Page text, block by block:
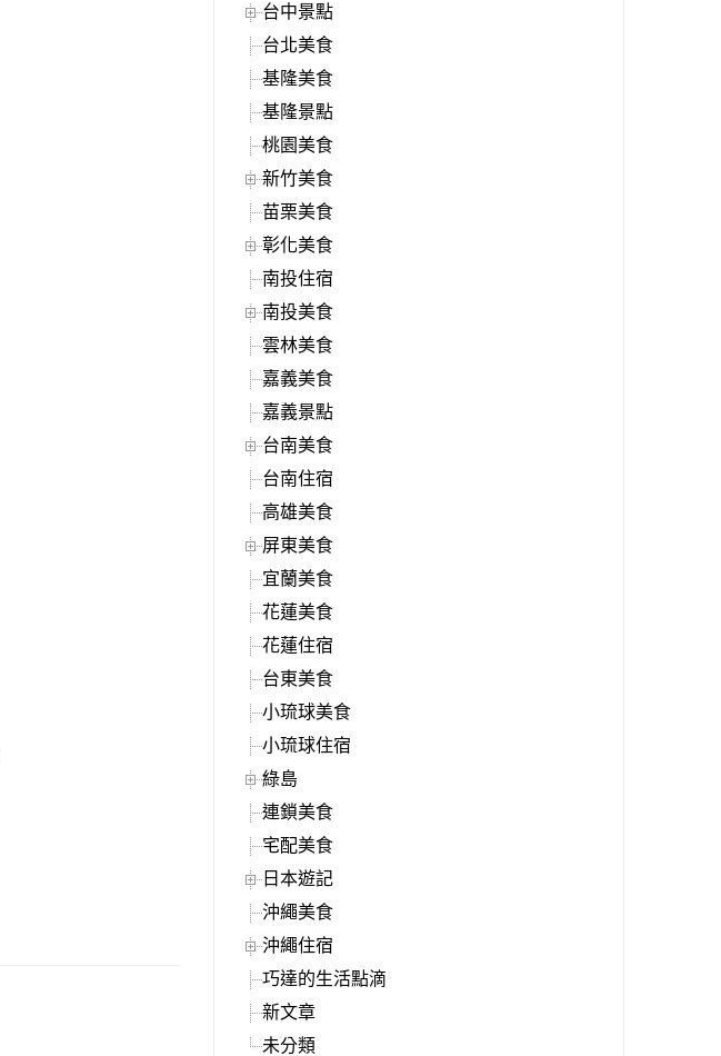
台中景點
台北美食
基隆美食
基隆景點
桃園美食
新竹美食
苗栗美食
彰化美食
南投住宿
南投美食
雲林美食
嘉義美食
嘉義景點
台南美食
台南住宿
高雄美食
屏東美食
宜蘭美食
花蓮美食
花蓮住宿
台東美食
小琉球美食
小琉球住宿
綠島
連鎖美食
宅配美食
日本遊記
沖繩美食
沖繩住宿
巧達的生活點滴
新文章
未分類